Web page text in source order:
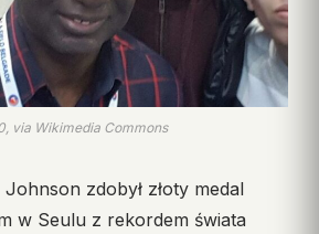
via Wikimedia Commons
zdobył złoty medal
w Seulu z rekordem świata